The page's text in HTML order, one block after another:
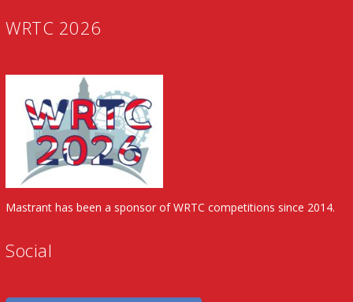
WRTC 2026
Mastrant has been a sponsor of WRTC competitions since 2014.
Social